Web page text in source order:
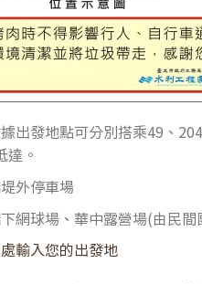
出發地點可分別搭乘49、
達。
外停車場
網球場、華中露營場(由民間
輸入您的出發地